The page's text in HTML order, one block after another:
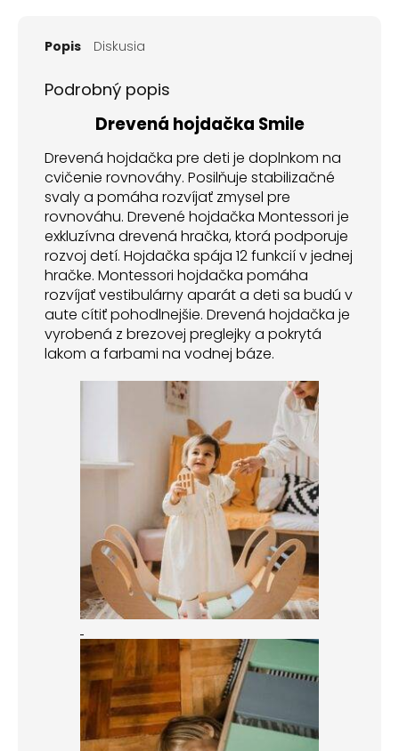
Popis Diskusia
Podrobný popis
Drevená hojdačka Smile
Drevená hojdačka pre deti je doplnkom na
cvičenie rovnováhy. Posilňuje stabilizačné
svaly a pomáha rozvíjať zmysel pre
rovnováhu. Drevené hojdačka Montessori je
exkluzívna drevená hračka, ktorá podporuje
rozvoj detí. Hojdačka spája 12 funkcií v jednej
hračke. Montessori hojdačka pomáha
rozvíjať vestibulárny aparát a deti sa budú v
aute cítiť pohodlnejšie. Drevená hojdačka je
vyrobená z brezovej preglejky a pokrytá
lakom a farbami na vodnej báze.